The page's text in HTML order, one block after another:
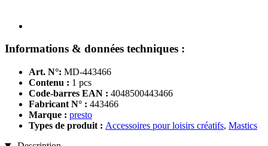
Informations & données techniques :
Art. N°: MD-443466
Contenu : 1 pcs
Code-barres EAN : 4048500443466
Fabricant N° : 443466
Marque : presto
Types de produit : Accessoires pour loisirs créatifs, Mastics